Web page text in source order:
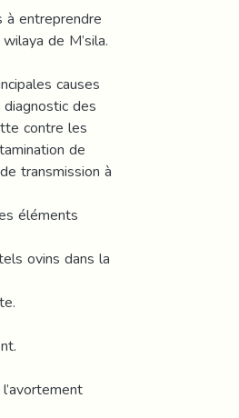
entreprendre
de M’sila.
causes
des
contre les
de
transmission à
éléments
ovins dans la